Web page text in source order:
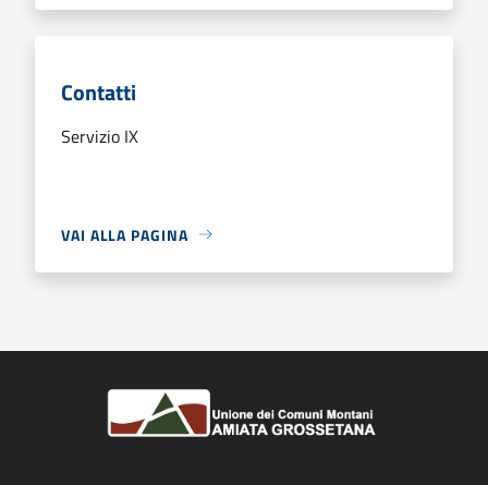
Contatti
Servizio IX
VAI ALLA PAGINA